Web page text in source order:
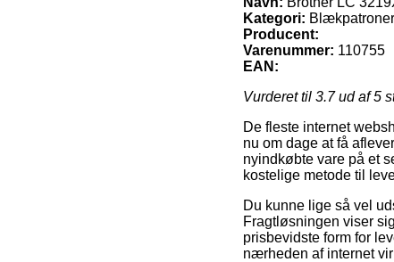
Kategori:
Producent:
Varenummer: 110755
EAN:
Vurderet til 3.7ud af 5
De fleste internet
nu om dage at få
nyindkøbte vare på et
kostelige metode til
Du kunne lige så vel
Fragtløsningen viser
prisbevidste form for
nærheden af internet